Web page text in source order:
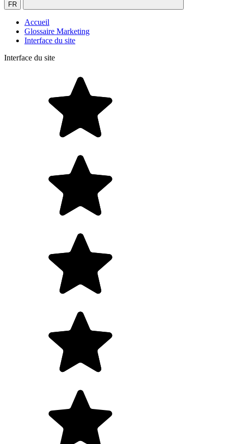
FR
Accueil
Glossaire Marketing
Interface du site
Interface du site